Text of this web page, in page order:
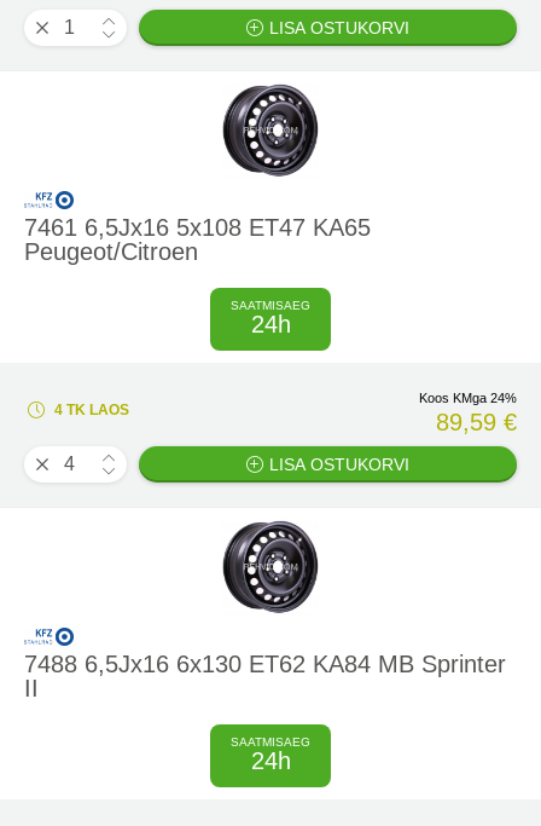
LISA OSTUKORVI
7461 6,5Jx16 5x108 ET47 KA65
Peugeot/Citroen
SAATMISAEG
24h
4 TK LAOS
Koos KMga 24%
89,59 €
LISA OSTUKORVI
7488 6,5Jx16 6x130 ET62 KA84 MB Sprinter
II
SAATMISAEG
24h